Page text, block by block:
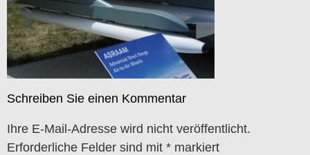
Schreiben Sie einen Kommentar
Ihre E-Mail-Adresse wird nicht veröffentlicht.
Erforderliche Felder sind mit * markiert